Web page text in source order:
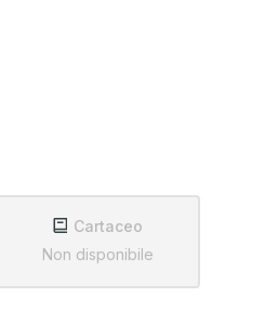
Cartaceo
Non disponibile